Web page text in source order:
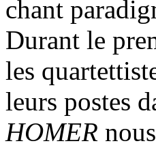
chant
Durant le
les
leurs postes
HOMER